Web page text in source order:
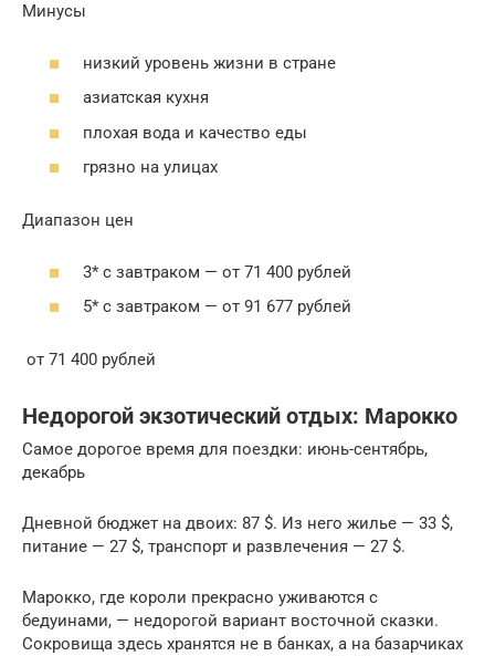
Минусы
низкий уровень жизни в стране
азиатская кухня
плохая вода и качество еды
грязно на улицах
Диапазон цен
3* с завтраком — от 71 400 рублей
5* с завтраком — от 91 677 рублей
от 71 400 рублей
Недорогой экзотический отдых: Марокко
Самое дорогое время для поездки: июнь-сентябрь,
декабрь
Дневной бюджет на двоих: 87 $. Из него жилье — 33 $,
питание — 27 $, транспорт и развлечения — 27 $.
Марокко, где короли прекрасно уживаются с
бедуинами, — недорогой вариант восточной сказки.
Сокровища здесь хранятся не в банках, а на базарчиках